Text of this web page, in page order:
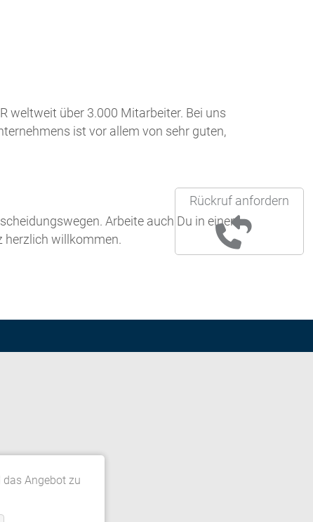
weltweit über 3.000 Mitarbeiter. Bei uns
ist vor allem von sehr guten,
Arbeite auch Du in einem
herzlich willkommen.
Rückruf anfordern
Angebot zu